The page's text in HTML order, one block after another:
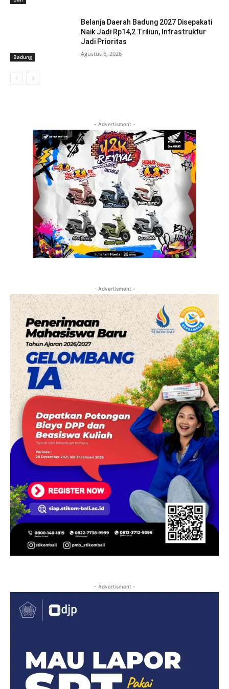
Badung
Belanja Daerah Badung 2027 Disepakati
Naik Jadi Rp14,2 Triliun, Infrastruktur
Jadi Prioritas
Agustus 6, 2026
- Advertisment -
- Advertisment -
- Advertisment -